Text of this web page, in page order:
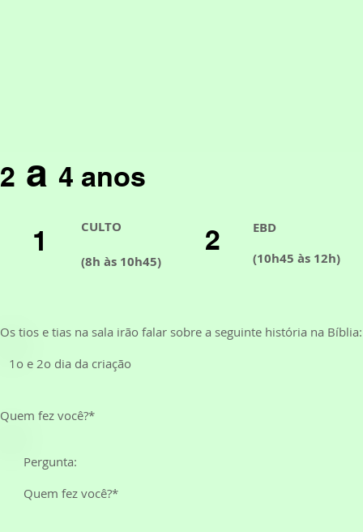
2 a 4 anos
1
CULTO
(8h às 10h45)
2
EBD
(10h45 às 12h)
Os tios e tias na sala irão falar sobre a seguinte história na Bíblia:
1o e 2o dia da criação
Quem fez você?*
Pergunta:
Quem fez você?*